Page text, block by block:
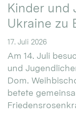
Kinder und
Ukraine zu
17. Juli 2026
Am 14. Juli
und
Dom.
betete